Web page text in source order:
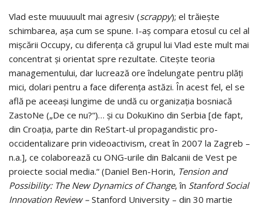
Vlad este muuuuult mai agresiv (scrappy); el trăieşte
schimbarea, aşa cum se spune. I-aş compara etosul cu cel al
mişcării Occupy, cu di­fe­­renţa că grupul lui Vlad este mult mai
concentrat şi orientat spre rezultate. Citeşte teoria
managementului, dar lucrează ore îndelungate pentru plăţi
mici, dolari pentru a face diferenţa astăzi. În acest fel, el se
află pe aceeaşi lungime de undă cu organizaţia bosniacă
ZastoNe („De ce nu?“)… şi cu DokuKino din Serbia [de fapt,
din Croaţia, parte din ReStart-ul propa­gan­dis­tic pro-
occidentalizare prin videoactivism, creat în 2007 la Zagreb –
n.a.], ce cola­borează cu ONG-uri­le din Balcanii de Vest pe
proiecte social media.“ (Daniel Ben-Horin, Tension and
Possibility: The New Dynamics of Change, în Stanford Social
Innovation Review– Stanford University – din 30 martie